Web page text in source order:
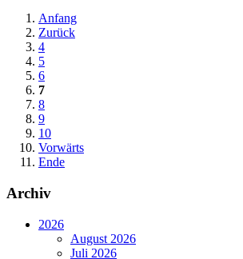
Anfang
Zurück
4
5
6
7
8
9
10
Vorwärts
Ende
Archiv
2026
August 2026
Juli 2026